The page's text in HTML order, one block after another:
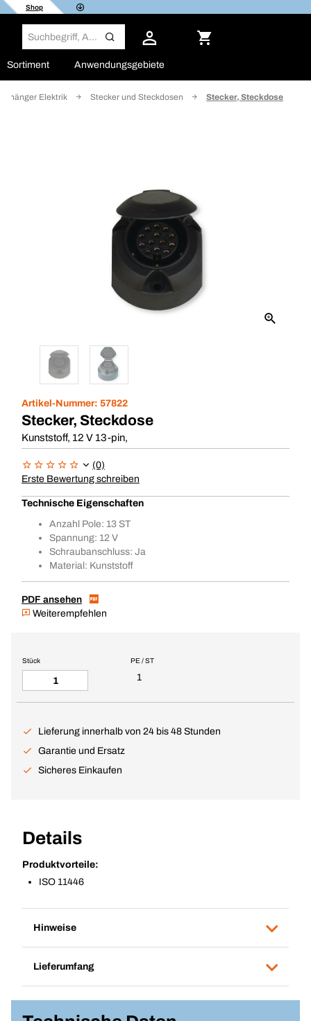
Shop
Sortiment Anwendungsgebiete
Anhänger Elektrik Stecker und Steckdosen Stecker, Steckdose
Artikel-Nummer: 57822
Stecker, Steckdose
Kunststoff, 12 V 13-pin,
(0)
Erste Bewertung schreiben
Technische Eigenschaften
Anzahl Pole: 13 ST
Spannung: 12 V
Schraubanschluss: Ja
Material: Kunststoff
PDF ansehen
Weiterempfehlen
PE / ST
1
Stück
Lieferung innerhalb von 24 bis 48 Stunden
Garantie und Ersatz
Sicheres Einkaufen
Details
Produktvorteile:
ISO 11446
Hinweise
Lieferumfang